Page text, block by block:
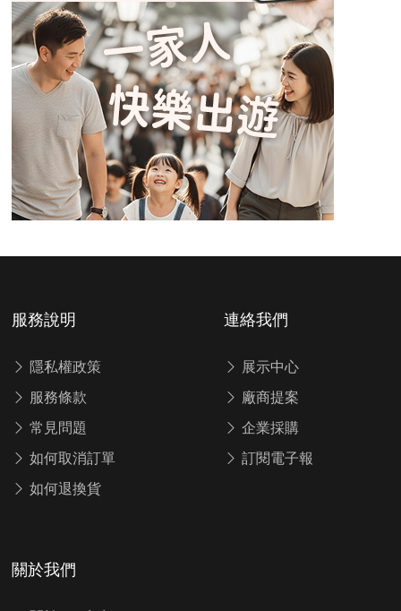
服務說明
隱私權政策
服務條款
常見問題
如何取消訂單
如何退換貨
連絡我們
展示中心
廠商提案
企業採購
訂閱電子報
關於我們